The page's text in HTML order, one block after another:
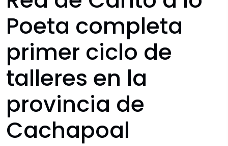
Poeta completa
primer ciclo de
talleres en la
provincia de
Cachapoal